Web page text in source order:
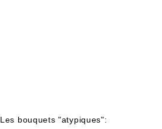
Les bouquets "atypiques":